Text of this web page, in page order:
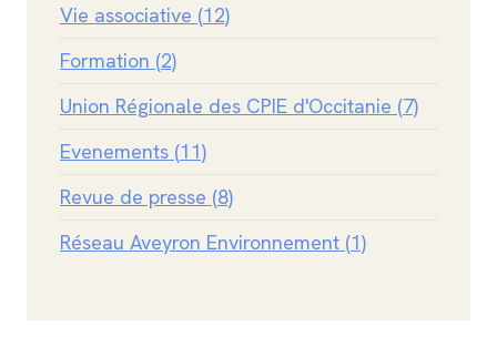
Vie associative (12)
Formation (2)
Union Régionale des CPIE d'Occitanie (7)
Evenements (11)
Revue de presse (8)
Réseau Aveyron Environnement (1)